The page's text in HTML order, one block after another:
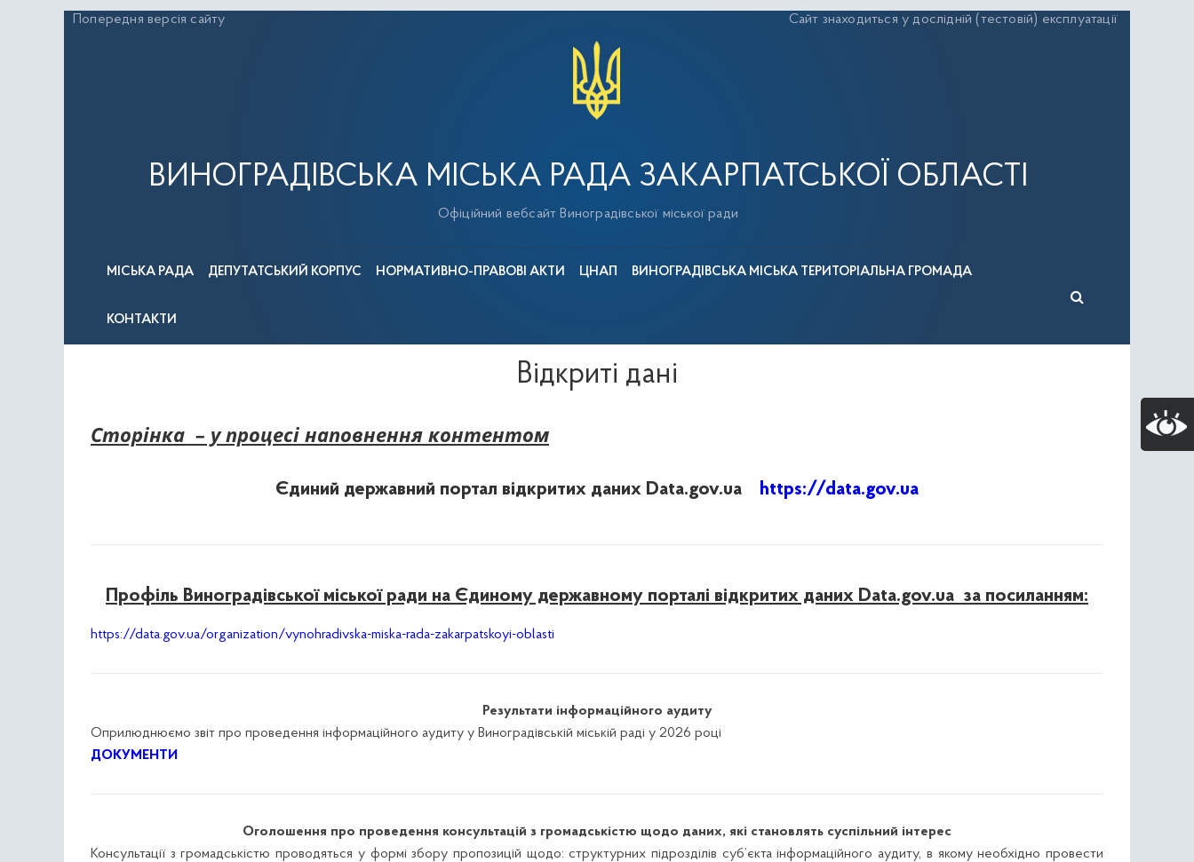
Перейти
Попередня версія сайту Сайт знаходиться у дослідній (тестовій) експлуатації
ВИНОГРАДІВСЬКА МІСЬКА РАДА ЗАКАРПАТСЬКОЇ ОБЛАСТІ
Офіційний вебсайт Виноградівської міської ради
МІСЬКА РАДА ДЕПУТАТСЬКИЙ КОРПУС НОРМАТИВНО-ПРАВОВІ АКТИ ЦНАП ВИНОГРАДІВСЬКА МІСЬКА ТЕРИТОРІАЛЬНА ГРОМАДА
КОНТАКТИ
Відкриті дані
Сторінка – у процесі наповнення контентом
Єдиний державний портал відкритих даних Data.gov.ua https://data.gov.ua
Профіль Виноградівської міської ради на Єдиному державному порталі відкритих даних Data.gov.ua за посиланням:
https://data.gov.ua/organization/vynohradivska-miska-rada-zakarpatskoyi-oblasti
Результати інформаційного аудиту
Оприлюднюємо звіт про проведення інформаційного аудиту у Виноградівській міській раді у 2026 році
ДОКУМЕНТИ
Оголошення про проведення консультацій з громадськістю щодо даних, які становлять суспільний інтерес
Консультації з громадськістю проводяться у формі збору пропозицій щодо: структурних підрозділів суб’єкта інформаційного аудиту, в якому необхідно провести